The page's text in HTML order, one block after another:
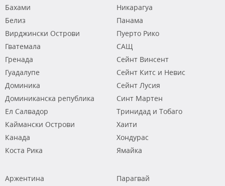
Бахами
Белиз
Вирджински Острови
Гватемала
Гренада
Гуадалупе
Доминика
Доминиканска република
Ел Салвадор
Каймански Острови
Канада
Коста Рика
Никарагуа
Панама
Пуерто Рико
САЩ
Сейнт Винсент
Сейнт Китс и Невис
Сейнт Лусия
Синт Мартен
Тринидад и Тобаго
Хаити
Хондурас
Ямайка
Аржентина
Парагвай